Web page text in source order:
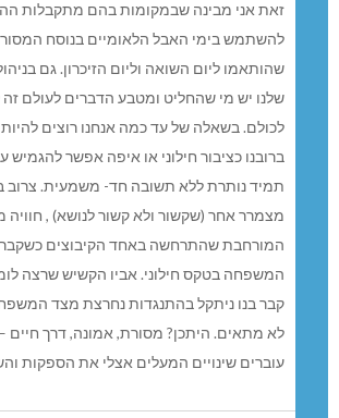
זאת אני מבינה שבמקומות בהם מתקבלות
להשתמש בימי האבל הלאומיים בנוסח
שהותאמו ליום השואה וליום הזיכרון. גם
שלנו יש מי שהחליט ומטבע הדברים לעולם
לכולם. בשאלה של עד כמה אנחנו רוצים
ברובנו כציבור חילוני או איפה אפשר להגמיש
תמיד נותרת ללא תשובה חד- משמעית. צרוב
מצמרר אחר (שקשור ולא קשור לנושא) ,
המורחבת שהתרחשה באחד הקיבוצים
המשפחה בטקס חילוני. אביו הקשיש שרצה
קבר בנו ניתקל בהתנגדות נחרצת מצד
לא מתאים. היתכן? מסורת, אמונה, דרך חיים
עוברים שינויים המעלים אצלי את הספקות